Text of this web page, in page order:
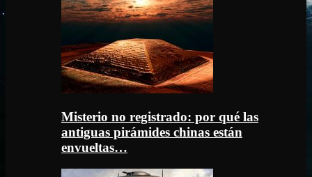
Misterio no registrado: por qué las
antiguas pirámides chinas están
envueltas…